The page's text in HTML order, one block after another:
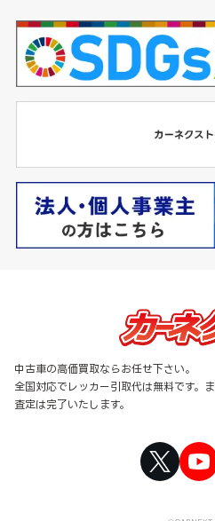
中古車の高価買取ならお任せ下さい。
全国対応でレッカー引取代は無料です。
査定は完了いたします。